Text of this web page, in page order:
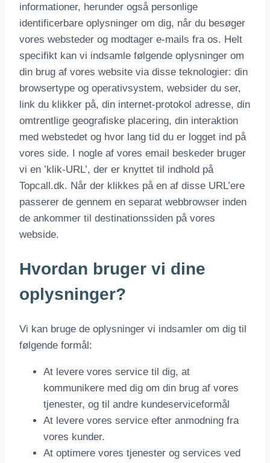
informationer, herunder også personlige
identificerbare oplysninger om dig, når du besøger
vores websteder og modtager e-mails fra os. Helt
specifikt kan vi indsamle følgende oplysninger om
din brug af vores website via disse teknologier: din
browsertype og operativsystem, websider du ser,
link du klikker på, din internet-protokol adresse, din
omtrentlige geografiske placering, din interaktion
med webstedet og hvor lang tid du er logget ind på
vores side. I nogle af vores email beskeder bruger
vi en ’klik-URL’, der er knyttet til indhold på
Topcall.dk. Når der klikkes på en af disse URL’ere
passerer de gennem en separat webbrowser inden
de ankommer til destinationssiden på vores
webside.
Hvordan bruger vi dine
oplysninger?
Vi kan bruge de oplysninger vi indsamler om dig til
følgende formål:
At levere vores service til dig, at
kommunikere med dig om din brug af vores
tjenester, og til andre kundeserviceformål
At levere vores service efter anmodning fra
vores kunder.
At optimere vores tjenester og services ved